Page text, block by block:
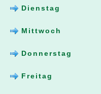
Dienstag
Mittwoch
Donnerstag
Freitag